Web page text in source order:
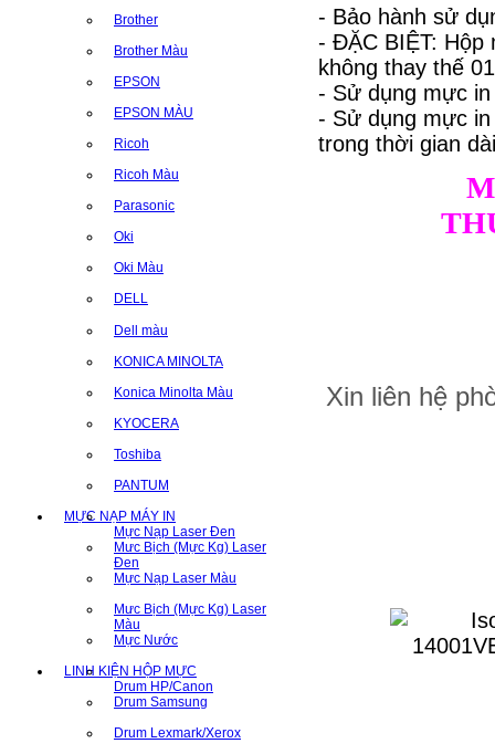
Brother
Brother Màu
EPSON
EPSON MÀU
Ricoh
Ricoh Màu
Parasonic
Oki
Oki Màu
DELL
Dell màu
KONICA MINOLTA
Konica Minolta Màu
KYOCERA
Toshiba
PANTUM
MỰC NẠP MÁY IN
Mực Nạp Laser Đen
Mưc Bịch (Mực Kg) Laser
Đen
Mực Nạp Laser Màu
Mưc Bịch (Mực Kg) Laser
Màu
Mực Nước
LINH KIỆN HỘP MỰC
Drum HP/Canon
Drum Samsung
Drum Lexmark/Xerox
- Bảo hành sử
- ĐẶC BIỆT: Hộp
không thay thế
- Sử dụng mực
- Sử dụng mực
trong thời gian
Xin liên hệ